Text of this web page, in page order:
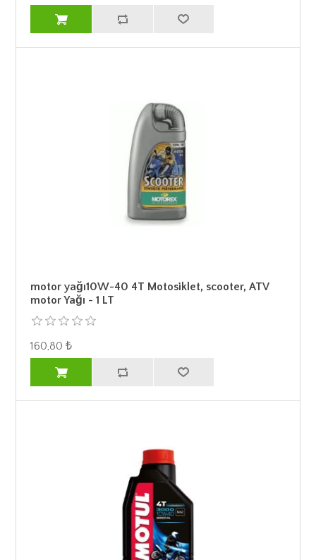
motor yağı10W-40 4T Motosiklet, scooter, ATV
motor Yağı - 1 LT
160,80 ₺